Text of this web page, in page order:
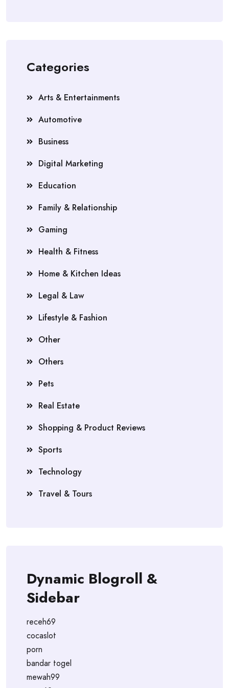
Categories
Arts & Entertainments
Automotive
Business
Digital Marketing
Education
Family & Relationship
Gaming
Health & Fitness
Home & Kitchen Ideas
Legal & Law
Lifestyle & Fashion
Other
Others
Pets
Real Estate
Shopping & Product Reviews
Sports
Technology
Travel & Tours
Dynamic Blogroll &
Sidebar
receh69
cocaslot
porn
bandar togel
mewah99